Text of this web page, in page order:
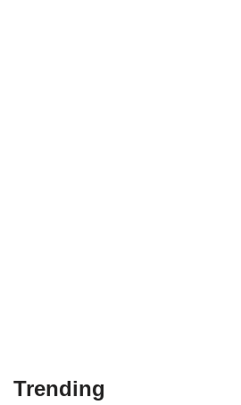
Trending